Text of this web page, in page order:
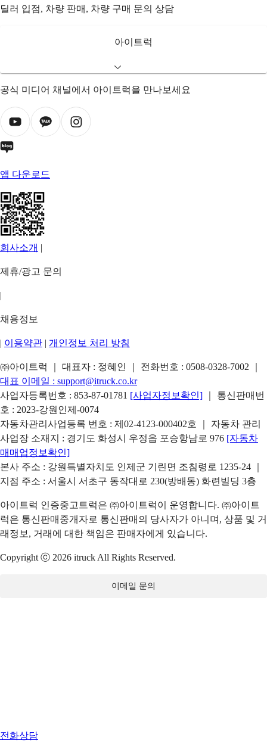
딜러 입점, 차량 판매, 차량 구매 문의 상담
아이트럭
공식 미디어 채널에서 아이트럭을 만나보세요
앱 다운로드
회사소개 |
제휴/광고 문의
|
채용정보
| 이용약관 | 개인정보 처리 방침
㈜아이트럭 ｜ 대표자 : 정혜인 ｜ 전화번호 : 0508-0328-7002
대표 이메일 : support@itruck.co.kr
사업자등록번호 : 853-87-01781 [사업자정보확인]
｜ 통신판매번
호 : 2023-강원인제-0074
자동차관리사업등록 번호 : 제02-4123-000402호 ｜ 자동차 관리
사업장 소재지 : 경기도 화성시 우정읍 포승항남로 976 [자동차
매매업정보확인]
본사 주소 : 강원특별자치도 인제군 기린면 조침령로 1235-24 ｜
지점 주소 : 서울시 서초구 동작대로 230(방배동) 화련빌딩 3층
아이트럭 인증중고트럭은 ㈜아이트럭이 운영합니다. ㈜아이트
럭은 통신판매중개자로 통신판매의 당사자가 아니며, 상품 및 거
래정보, 거래에 대한 책임은 판매자에게 있습니다.
Copyright ⓒ 2026 itruck All Rights Reserved.
이메일 문의
전화상담